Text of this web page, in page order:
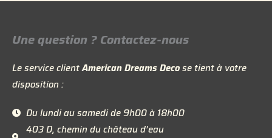
Une question ? Contactez-nous
Le service clientAmerican Dreams Decose tient à votre
disposition :
Du lundi au samedi de 9h00 à 18h00
403 D, chemin du château d’eau